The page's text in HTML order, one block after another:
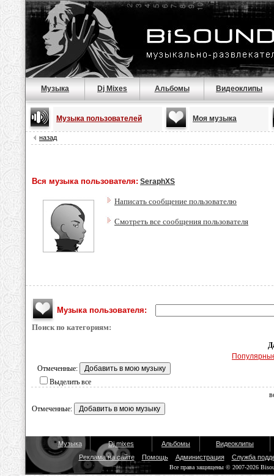
Музыка Dj Mixes Альбомы Видеоклипы
Музыка пользователей Моя музыка
назад
Вся музыка пользователя: SeraphXS
Написать сообщение пользователю
Смотреть все сообщения пользователя
Музыка пользователя:
Поиск по категориям:
Отмеченные:
Выделить все
Отмеченные:
Музыка Dj mixes Альбомы
Видеоклипы
Реклама на сайте
Помощь Администрация Служба
Все права защищены © 2007-2026